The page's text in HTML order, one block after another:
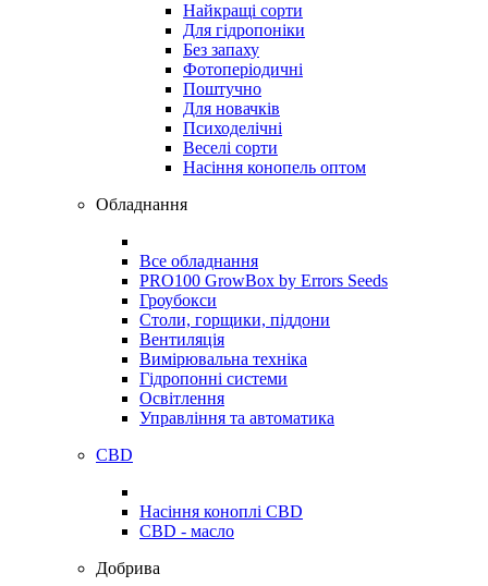
Найкращі сорти
Для гідропоніки
Без запаху
Фотоперіодичні
Поштучно
Для новачків
Психоделічні
Веселі сорти
Насіння конопель оптом
Обладнання
Все обладнання
PRO100 GrowBox by Errors Seeds
Гроубокси
Столи, горщики, піддони
Вентиляція
Вимірювальна техніка
Гідропонні системи
Освітлення
Управління та автоматика
CBD
Насіння коноплі CBD
CBD - масло
Добрива